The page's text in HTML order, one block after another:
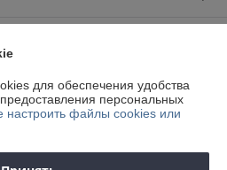
для обеспечения удобства
персональных
настроить файлы cookies или